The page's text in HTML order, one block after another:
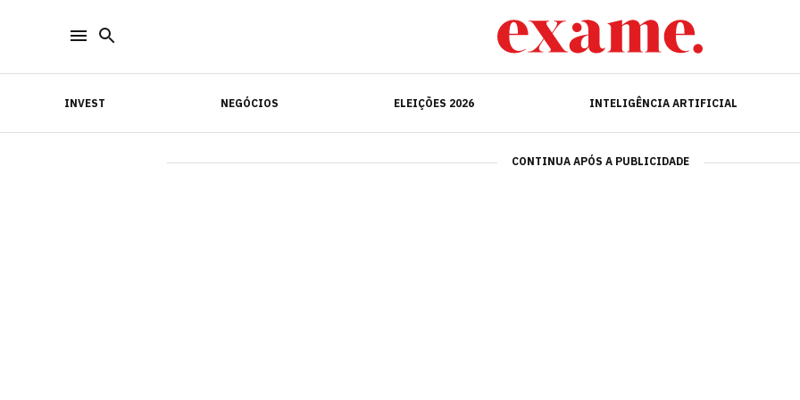
INVEST NEGÓCIOS ELEIÇÕES 2026 INTELIGÊNCIA ARTIFICIAL
INVEST INTELIGÊNCIA ARTIFICIAL
CONTINUA APÓS A PUBLICIDADE